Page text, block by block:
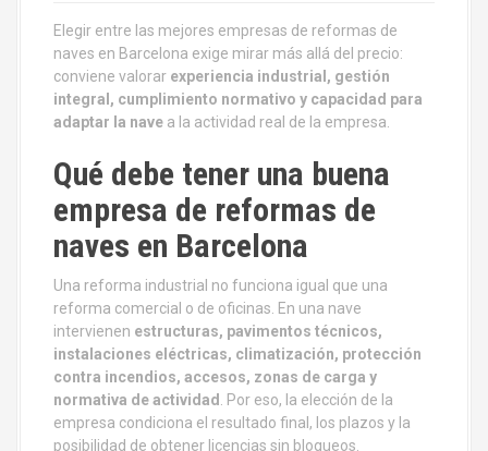
Elegir entre las mejores empresas de reformas de
naves en Barcelona exige mirar más allá del precio:
conviene valorar experiencia industrial, gestión
integral, cumplimiento normativo y capacidad para
adaptar la nave a la actividad real de la empresa.
Qué debe tener una buena
empresa de reformas de
naves en Barcelona
Una reforma industrial no funciona igual que una
reforma comercial o de oficinas. En una nave
intervienen estructuras, pavimentos técnicos,
instalaciones eléctricas, climatización, protección
contra incendios, accesos, zonas de carga y
normativa de actividad . Por eso, la elección de la
empresa condiciona el resultado final, los plazos y la
posibilidad de obtener licencias sin bloqueos.